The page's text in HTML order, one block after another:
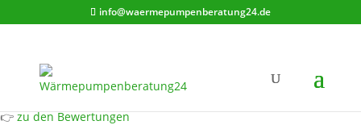
info@waermepumpenberatung24.de
Stiebel Eltron Wärmepumpen
👉zu den Bewertungen